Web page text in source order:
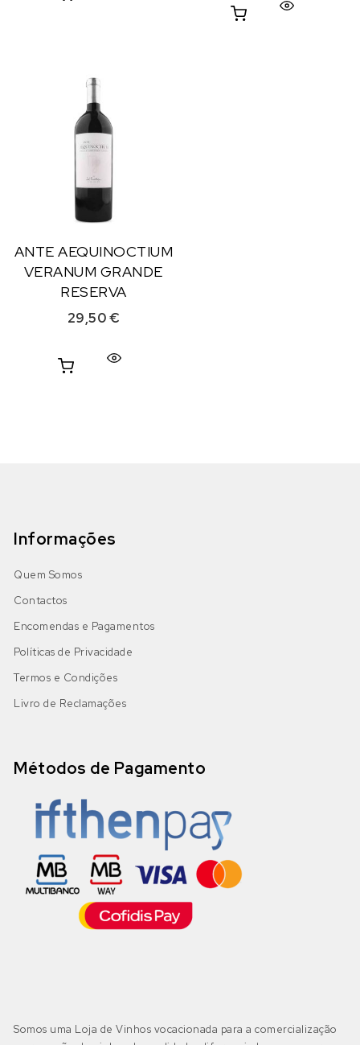
ANTE AEQUINOCTIUM
VERANUM GRANDE
RESERVA
29,50€
Informações
Quem Somos
Contactos
Encomendas e Pagamentos
Políticas de Privacidade
Termos e Condições
Livro de Reclamações
Métodos de Pagamento
Somos uma Loja de Vinhos vocacionada para a comercialização